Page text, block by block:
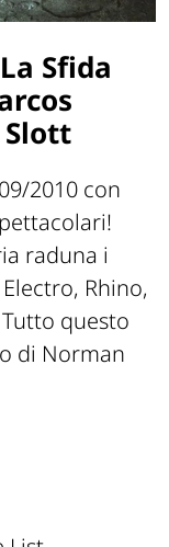
Sfida
Slott
2010 con
raduna i
Rhino,
questo
di Norman